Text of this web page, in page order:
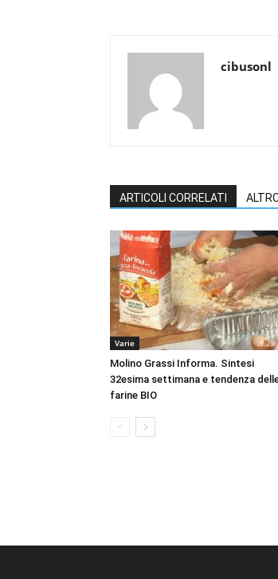
cibusonl
ARTICOLI CORRELATI
Varie
Molino Grassi Informa. Sintesi
32esima settimana e tendenza
farine BIO